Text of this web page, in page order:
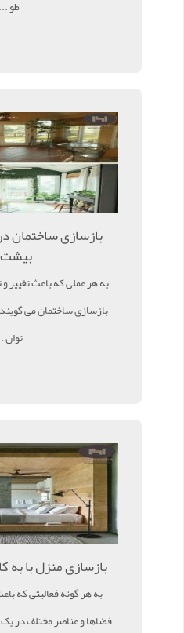
طو ...
بازسازی ساختمان
به هر عملی که باعث تغییر
بازسازی ساختمان می
توان
بازسازی منزل با به
به هر گونه فعالیتی که
فضاها و عناصر مختلف در